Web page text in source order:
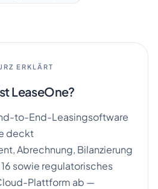
EN
ERKLÄRT
LeaseOne?
to-End-Leasingsoftware
deckt
Abrechnung, Bilanzierung
16 sowie regulatorisches
Plattform ab —